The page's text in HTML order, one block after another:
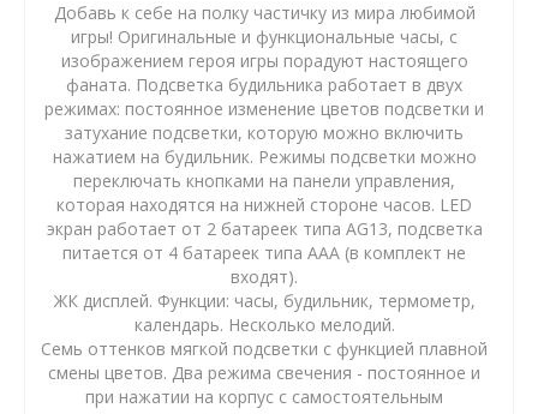
Добавь к себе на полку частичку из мира любимой
игры! Оригинальные и функциональные часы, с
изображением героя игры порадуют настоящего
фаната. Подсветка будильника работает в двух
режимах: постоянное изменение цветов подсветки и
затухание подсветки, которую можно включить
нажатием на будильник. Режимы подсветки можно
переключать кнопками на панели управления,
которая находятся на нижней стороне часов. LED
экран работает от 2 батареек типа AG13, подсветка
питается от 4 батареек типа AAA (в комплект не
входят).
ЖК дисплей. Функции: часы, будильник, термометр,
календарь. Несколько мелодий.
Семь оттенков мягкой подсветки с функцией плавной
смены цветов. Два режима свечения - постоянное и
при нажатии на корпус с самостоятельным